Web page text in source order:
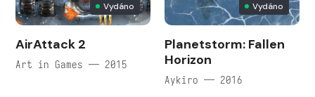
Vydáno
AirAttack 2
Art in Games — 2015
Vydáno
Planetstorm: Fallen
Horizon
Aykiro — 2016